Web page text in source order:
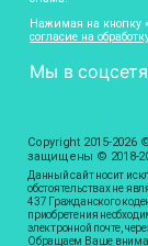
Нажимая на кнопку
согласие на
Мы в
Copyright 2015-2026
защищены © 2018-
Данный сайт носит
обстоятельствах не
437 Гражданского
приобретения
электронной почте,
Обращаем Ваше